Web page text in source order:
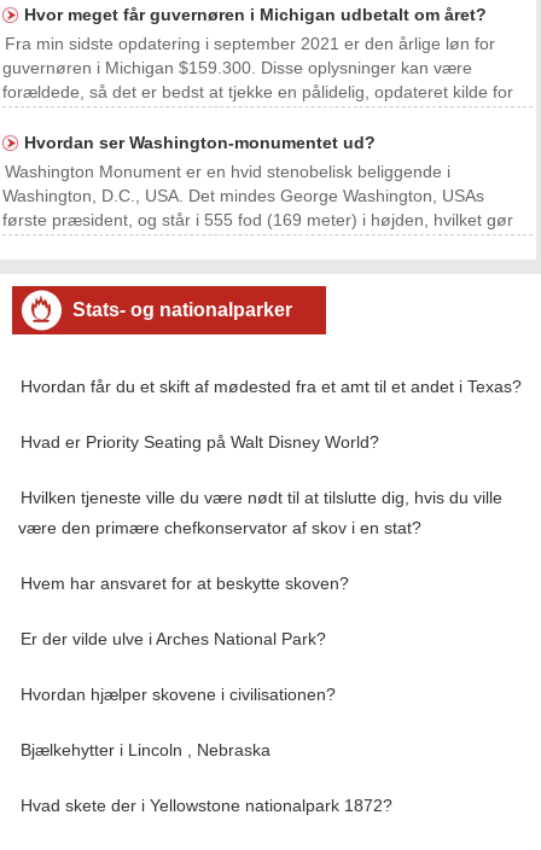
Master of Business Administration g
Hvor meget får guvernøren i Michigan udbetalt om året?
Fra min sidste opdatering i september 2021 er den årlige løn for
guvernøren i Michigan $159.300. Disse oplysninger kan være
forældede, så det er bedst at tjekke en pålidelig, opdateret kilde for
Hvordan ser Washington-monumentet ud?
Washington Monument er en hvid stenobelisk beliggende i
Washington, D.C., USA. Det mindes George Washington, USAs
første præsident, og står i 555 fod (169 meter) i højden, hvilket gør
Stats- og nationalparker
Hvordan får du et skift af mødested fra et amt til et andet i Texas?
Hvad er Priority Seating på Walt Disney World?
Hvilken tjeneste ville du være nødt til at tilslutte dig, hvis du ville
være den primære chefkonservator af skov i en stat?
Hvem har ansvaret for at beskytte skoven?
Er der vilde ulve i Arches National Park?
Hvordan hjælper skovene i civilisationen?
Bjælkehytter i Lincoln , Nebraska
Hvad skete der i Yellowstone nationalpark 1872?